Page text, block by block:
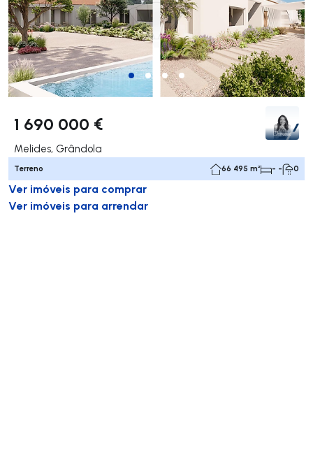
1 690 000 €
Melides, Grândola
Terreno 66 495 m² - - 0
Ver imóveis para comprar
Ver imóveis para arrendar